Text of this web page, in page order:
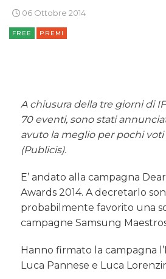
06 Ottobre 2014
FREE PREMI
A chiusura della tre giorni di
70 eventi, sono stati
avuto la meglio per pochi
(Publicis).
E’ andato alla campagna
Awards 2014. A decretarlo
probabilmente favorito una
campagne Samsung
Hanno firmato la campagna
Luca Pannese e Luca